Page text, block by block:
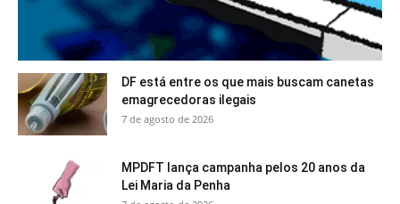
DF está entre os que mais buscam canetas
emagrecedoras ilegais
7 de agosto de 2026
MPDFT lança campanha pelos 20 anos da
Lei Maria da Penha